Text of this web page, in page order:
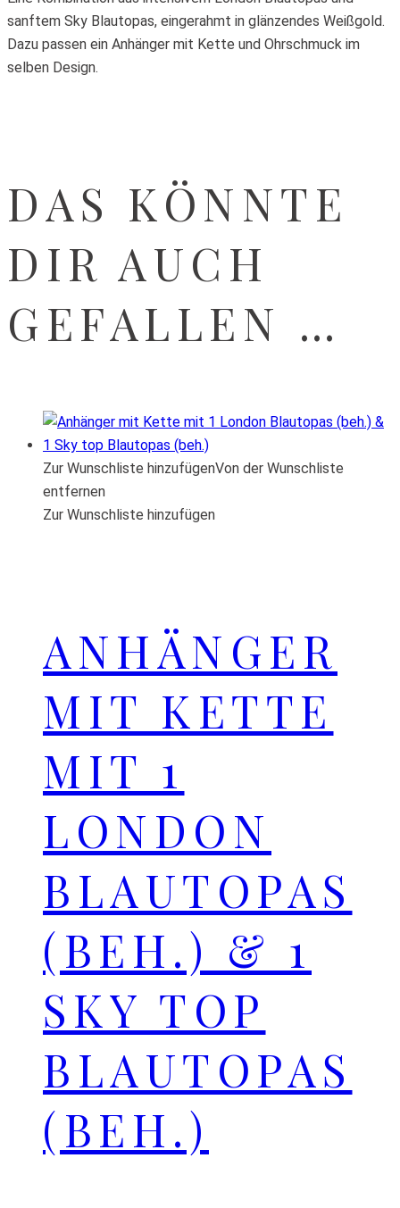
sanftem Sky Blautopas, eingerahmt in glänzendes Weißgold.
Dazu passen ein Anhänger mit Kette und Ohrschmuck im
selben Design.
DAS KÖNNTE
DIR AUCH
GEFALLEN …
Zur Wunschliste hinzufügenVon der Wunschliste
entfernen
Zur Wunschliste hinzufügen
ANHÄNGER
MIT KETTE
MIT 1
LONDON
BLAUTOPAS
(BEH.) & 1
SKY TOP
BLAUTOPAS
(BEH.)